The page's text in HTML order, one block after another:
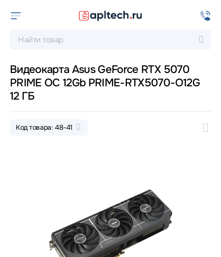
Видеокарта Asus GeForce RTX 5070
PRIME OC 12Gb PRIME-RTX5070-O12G
12 ГБ
Код товара: 48-41